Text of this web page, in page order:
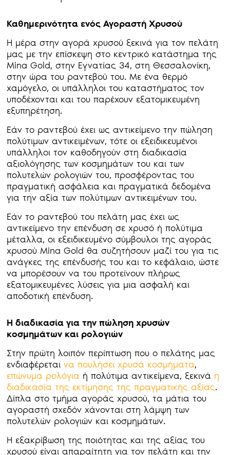
Καθημερινότητα ενός Αγοραστή Χρυσού
Η μέρα στην αγορά χρυσού ξεκινά για τον πελάτη
μας με την επίσκεψη στο κεντρικό κατάστημα της
Mina Gold, στην Εγνατίας 34, στη Θεσσαλονίκη,
στην ώρα του ραντεβού του. Με ένα θερμό
χαμόγελο, οι υπάλληλοι του καταστήματος τον
υποδέχονται και του παρέχουν εξατομικευμένη
εξυπηρέτηση.
Εάν το ραντεβού έχει ως αντικείμενο την πώληση
πολύτιμων αντικειμένων, τότε οι εξειδικευμένοι
υπάλληλοι τον καθοδηγούν στη διαδικασία
αξιολόγησης των κοσμημάτων του και των
πολυτελών ρολογιών του, προσφέροντας του
πραγματική ασφάλεια και πραγματικά δεδομένα
για την αξία των πολύτιμων αντικειμένων του.
Εάν το ραντεβού του πελάτη μας έχει ως
αντικείμενο την επένδυση σε χρυσό ή πολύτιμα
μέταλλα, οι εξειδικευμένο σύμβουλοι της αγοράς
χρυσού Mina Gold θα συζητήσουν μαζί του για τις
ανάγκες της επένδυσής του και το κεφάλαιο, ώστε
να μπορέσουν να του προτείνουν πλήρως
εξατομικευμένες λύσεις για μια ασφαλή και
αποδοτική επένδυση.
Η διαδικασία για την πώληση χρυσών
κοσμημάτων και ρολογιών
Στην πρώτη λοιπόν περίπτωση που ο πελάτης μας
ενδιαφέρεταινα πουλήσει χρυσά κοσμήματα,
επώνυμα ρολόγια ή πολύτιμα αντικείμενα, ξεκινά η
διαδικασία της εκτίμησης της πραγματικής αξίας.
Δίπλα στο τμήμα αγοράς χρυσού, τα μάτια του
αγοραστή σχεδόν χάνονται στη λάμψη των
πολυτελών ρολογιών και κοσμημάτων.
Η εξακρίβωση της ποιότητας και της αξίας του
χρυσού είναι απαραίτητη για τον πελάτη και την